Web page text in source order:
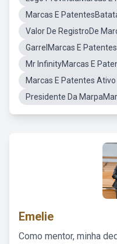
Marcas E
Valor De RegistroDe
GarrelMarcas E Patentes
Mr InfinityMarcas E
Marcas E Patentes Ativo
Presidente Da
Emelie
Como mentor, minha